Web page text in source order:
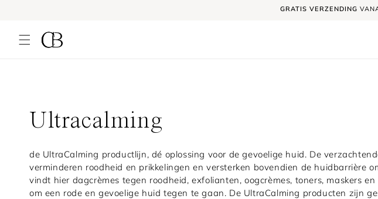
GRATIS VERZENDING
C
o
l
Ultracalming
de UltraCalming productlijn, dé oplossing voor de gevoelige huid. De
verminderen roodheid en prikkelingen en versterken bovendien de huidbarrière
vindt hier dagcrèmes tegen roodheid, exfolianten, oogcrèmes, toners, maskers
om een rode en gevoelige huid tegen te gaan. De UltraCalming producten zijn